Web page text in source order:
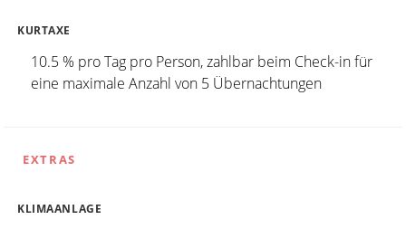
KURTAXE
10.5 % pro Tag pro Person, zahlbar beim Check-in für
eine maximale Anzahl von 5 Übernachtungen
EXTRAS
KLIMAANLAGE